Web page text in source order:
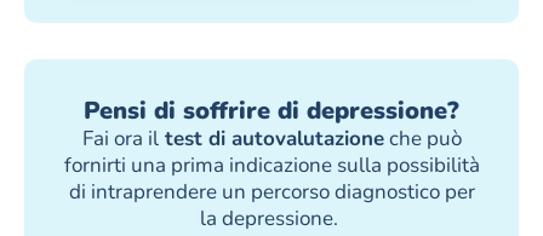
Pensi di soffrire di depressione?
Fai ora iltest di autovalutazioneche può
fornirti una prima indicazione sulla possibilità
di intraprendere un percorso diagnostico per
la depressione.